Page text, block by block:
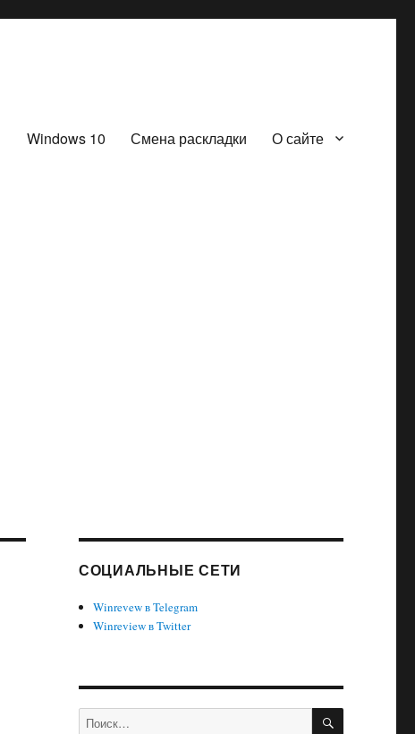
Windows 10 Смена раскладки О сайте
СОЦИАЛЬНЫЕ СЕТИ
Winrevew в Telegram
Winreview в Twitter
Искать: ПОИСК